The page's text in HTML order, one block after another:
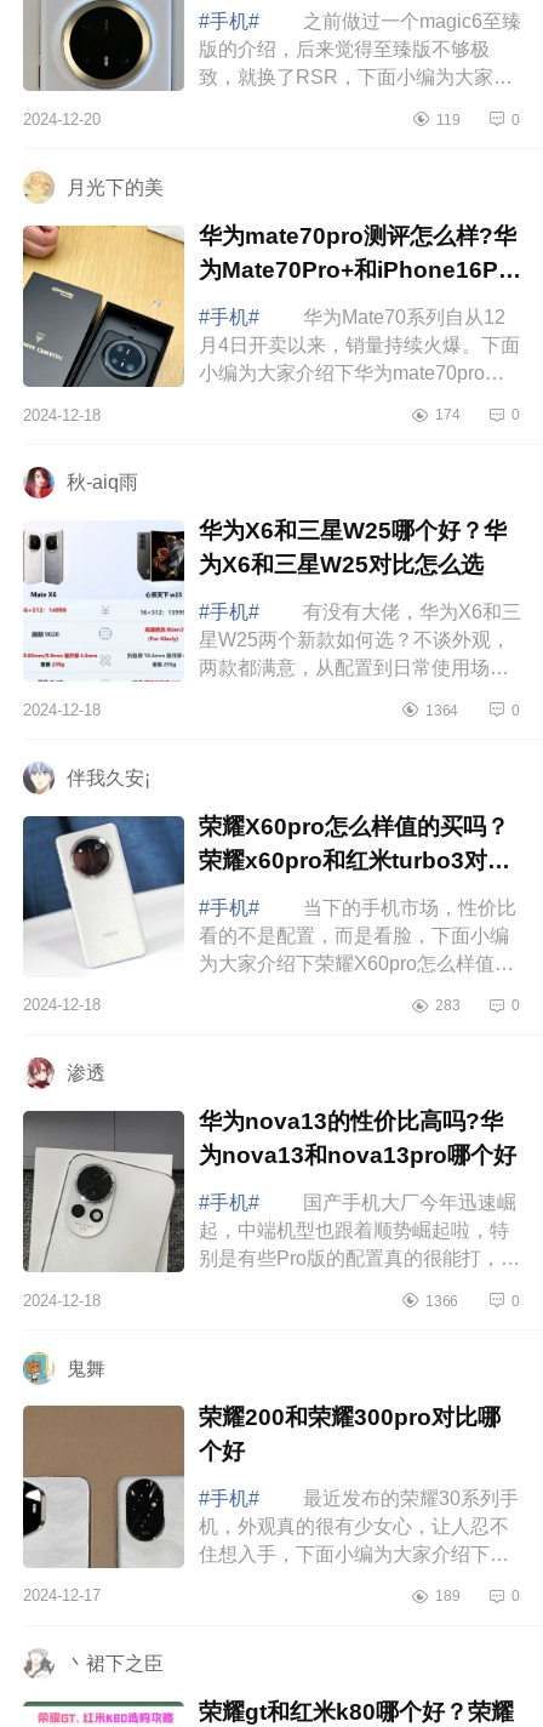
入手
#手机#
之前做过一个magic6至臻
版的介绍，后来觉得至臻版不够极
致，就换了RSR，下面小编为大家介
选哪款？哪款值得入手 华为
2024-12-20 119 0
月光下的美
华为mate70pro测评怎么样?华
为Mate70Pro+和iPhone16Pro
哪款拍照好
#手机#
华为Mate70系列自从12
月4日开卖以来，销量持续火爆。下面
小编为大家介绍下华为mate70pro测
iPhone16Pro哪款拍照好 华为
2024-12-18 174 0
秋-aiq雨
华为X6和三星W25哪个好？华
为X6和三星W25对比怎么选
#手机#
有没有大佬，华为X6和三
星W25两个新款如何选？不谈外观，
两款都满意，从配置到日常使用场景
介绍下华为X6和三星W25哪个好？华
2024-12-18 1364 0
伴我久安¡
荣耀X60pro怎么样值的买吗？
荣耀x60pro和红米turbo3对比
哪个好
#手机#
当下的手机市场，性价比
看的不是配置，而是看脸，下面小编
为大家介绍下荣耀X60pro怎么样值的
哪个好 荣耀X60pro怎么样值的买
2024-12-18 283 0
渗透
华为nova13的性价比高吗?华
为nova13和nova13pro哪个好
#手机#
国产手机大厂今年迅速崛
起，中端机型也跟着顺势崛起啦，特
别是有些Pro版的配置真的很能打，下
价比高吗?华为nova13和nova13pro哪
2024-12-18 1366 0
鬼舞
荣耀200和荣耀300pro对比哪
个好
#手机#
最近发布的荣耀30系列手
机，外观真的很有少女心，让人忍不
住想入手，下面小编为大家介绍下荣
荣耀200和荣耀300pro对比哪个
2024-12-17 189 0
丶裙下之臣
荣耀gt和红米k80哪个好？荣耀